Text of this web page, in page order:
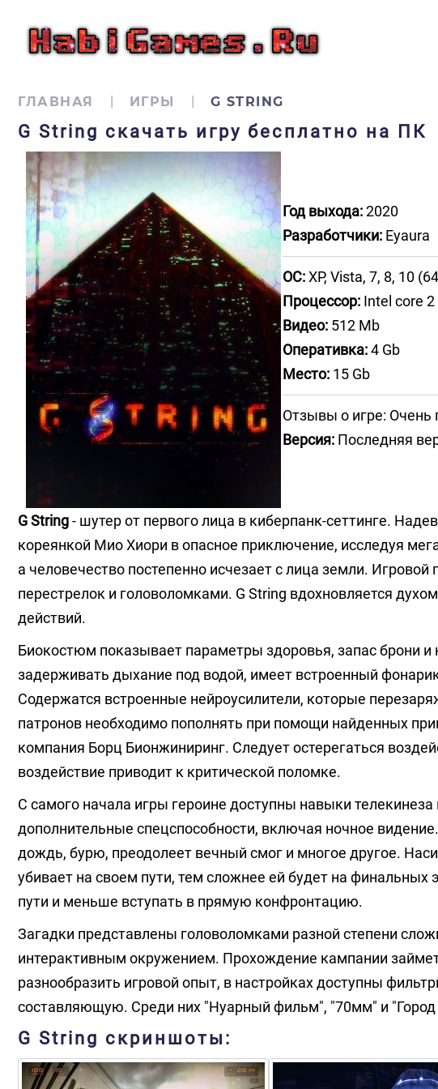
ГЛАВНАЯ ИГРЫ G STRING
G String скачать игру бесплатно на ПК
Год выхода:2020
Разработчики:Eyaura
ОС:XP, Vista, 7, 8, 10
Процессор:Intel core 2
Видео:512 Mb
Оперативка:4 Gb
Место:15 Gb
Отзывы о игре: Очень
Версия:Последняя
G String- шутер от первого лица в киберпанк-сеттинге.
кореянкой Мио Хиори в опасное приключение, исследуя
а человечество постепенно исчезает с лица земли.
перестрелок и головоломками. G String вдохновляется
действий.
Биокостюм показывает параметры здоровья, запас брони
задерживать дыхание под водой, имеет встроенный
Содержатся встроенные нейроусилители, которые
патронов необходимо пополнять при помощи найденных
компания Борц Бионжиниринг. Следует остерегаться
воздействие приводит к критической поломке.
С самого начала игры героине доступны навыки
дополнительные спецспособности, включая ночное
дождь, бурю, преодолеет вечный смог и многое другое.
убивает на своем пути, тем сложнее ей будет на
пути и меньше вступать в прямую конфронтацию.
Загадки представлены головоломками разной степени
интерактивным окружением. Прохождение кампании
разнообразить игровой опыт, в настройках доступны
составляющую. Среди них "Нуарный фильм", "70мм" и "Город
G String скриншоты: